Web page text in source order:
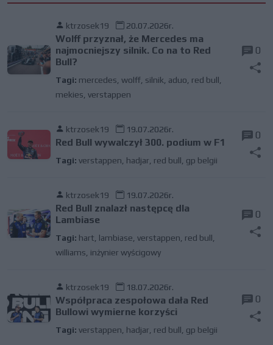
ktrzosek19 20.07.2026r.
Wolff przyznał, że Mercedes ma
najmocniejszy silnik. Co na to Red
Bull?
Tagi: mercedes wolff, silnik aduo red bull
mekies verstappen
0
ktrzosek19 19.07.2026r.
Red Bull wywalczył 300. podium w F1
Tagi: verstappen hadjar red bull gp belgii
0
ktrzosek19 19.07.2026r.
Red Bull znalazł następcę dla
Lambiase
Tagi: hart lambiase verstappen red bull
williams inżynier wyścigowy
0
ktrzosek19 18.07.2026r.
Współpraca zespołowa dała Red
Bullowi wymierne korzyści
Tagi: verstappen hadjar red bull gp belgii
0